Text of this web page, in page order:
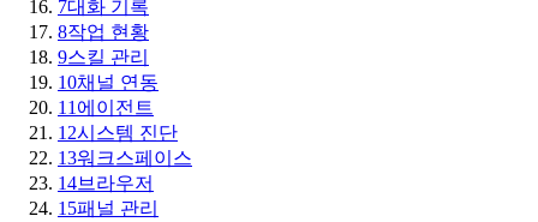
7대화 기록
8작업 현황
9스킬 관리
10채널 연동
11 에이전트
12시스템 진단
13워크스페이스
14브라우저
15패널 관리